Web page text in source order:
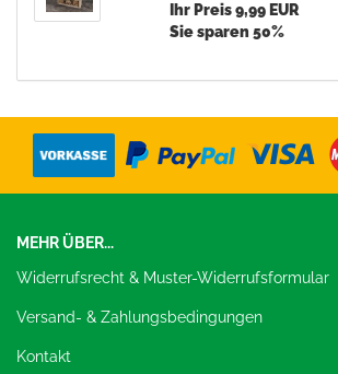
Ihr Preis 9,99 EUR
Sie sparen 50%
MEHR ÜBER...
Widerrufsrecht & Muster-Widerrufsformular
Versand- & Zahlungsbedingungen
Kontakt